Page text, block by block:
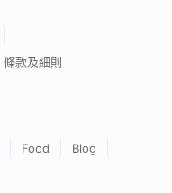
條款及細則
Food
Blog